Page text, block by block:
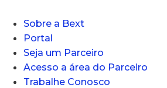
Sobre a Bext
Portal
Seja um Parceiro
Acesso a área do Parceiro
Trabalhe Conosco